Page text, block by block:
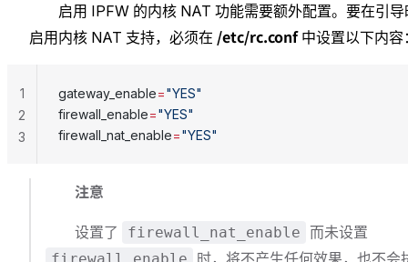
启用 IPFW 的内核 NAT 功能需要额外配置。要在引导
启用内核 NAT 支持，必须在 /etc/rc.conf中设置以下内容
gateway_enable="YES"
firewall_enable="YES"
firewall_nat_enable="YES"
1
2
3
注意
设置了 firewall_nat_enable 而未设置
firewall_enable
时，将不产生任何效果，也不会